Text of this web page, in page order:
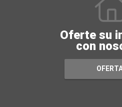
Oferte su
con